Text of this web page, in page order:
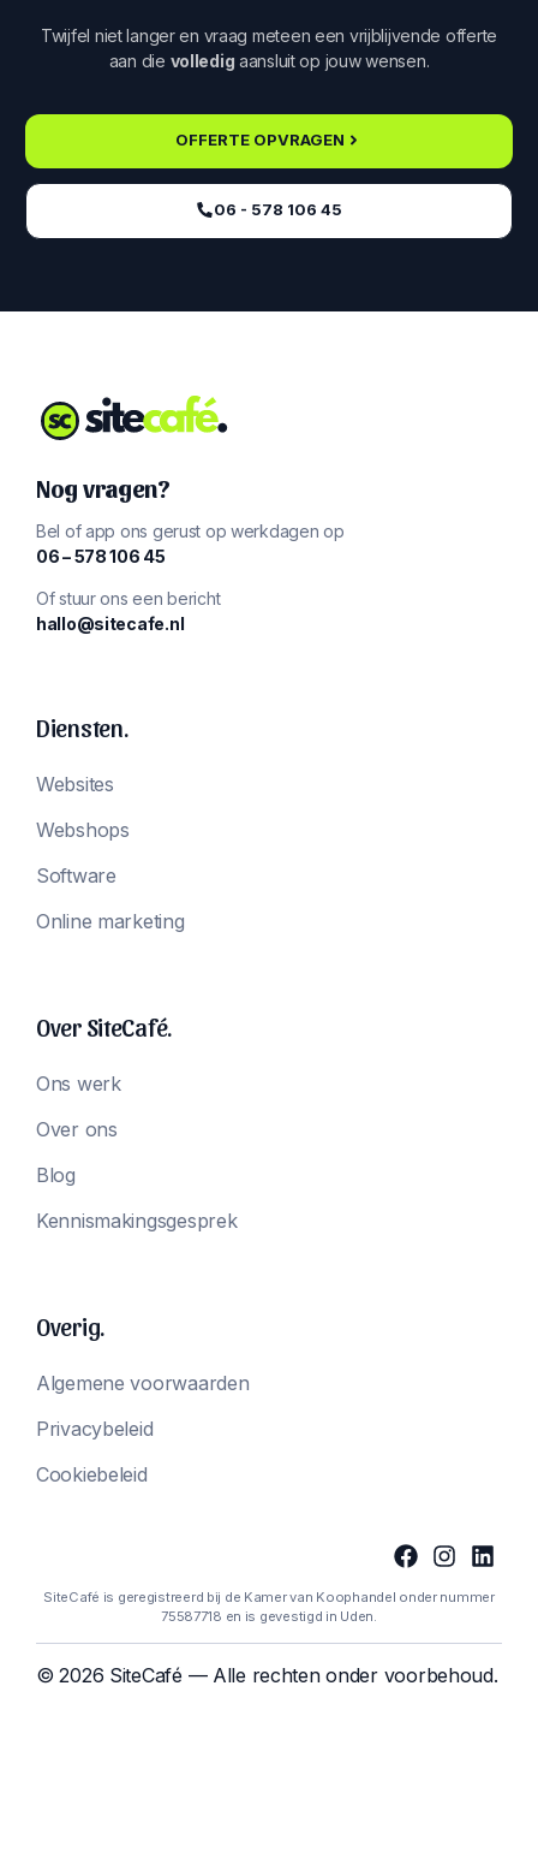
Twijfel niet langer en vraag meteen een vrijblijvende offerte
aan die volledig aansluit op jouw wensen.
OFFERTE OPVRAGEN
06 - 578 106 45‬
Nog vragen?
Bel of app ons gerust op werkdagen op
‪06 – 578 106 45‬
Of stuur ons een bericht
hallo@sitecafe.nl
Diensten.
Websites
Webshops
Software
Online marketing
Over SiteCafé.
Ons werk
Over ons
Blog
Kennismakingsgesprek
Overig.
Algemene voorwaarden
Privacybeleid
Cookiebeleid
SiteCafé is geregistreerd bij de Kamer van Koophandel onder nummer
75587718 en is gevestigd in Uden.
© 2026 SiteCafé — Alle rechten onder voorbehoud.